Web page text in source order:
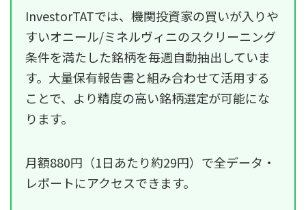
InvestorTATでは、機関投資家の買いが入りや
すいオニール/ミネルヴィニのスクリーニング
条件を満たした銘柄を毎週自動抽出していま
す。大量保有報告書と組み合わせて活用する
ことで、より精度の高い銘柄選定が可能にな
ります。
月額880円（1日あたり約29円）で全データ・
レポートにアクセスできます。